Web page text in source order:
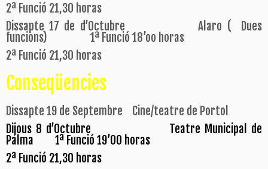
2ª Funció 21,30 horas
Dissapte 17 de d’Octubre Alaro ( Dues
funcions) 1ª Funció 18’oo horas
2ª Funció 21,30 horas
Conseqüencies
Dissapte 19 de Septembre Cine/teatre de Portol
Dijous 8 d’Octubre Teatre Municipal de
Palma 1ª Funció 19’00 horas
2ª Funció 21,30 horas